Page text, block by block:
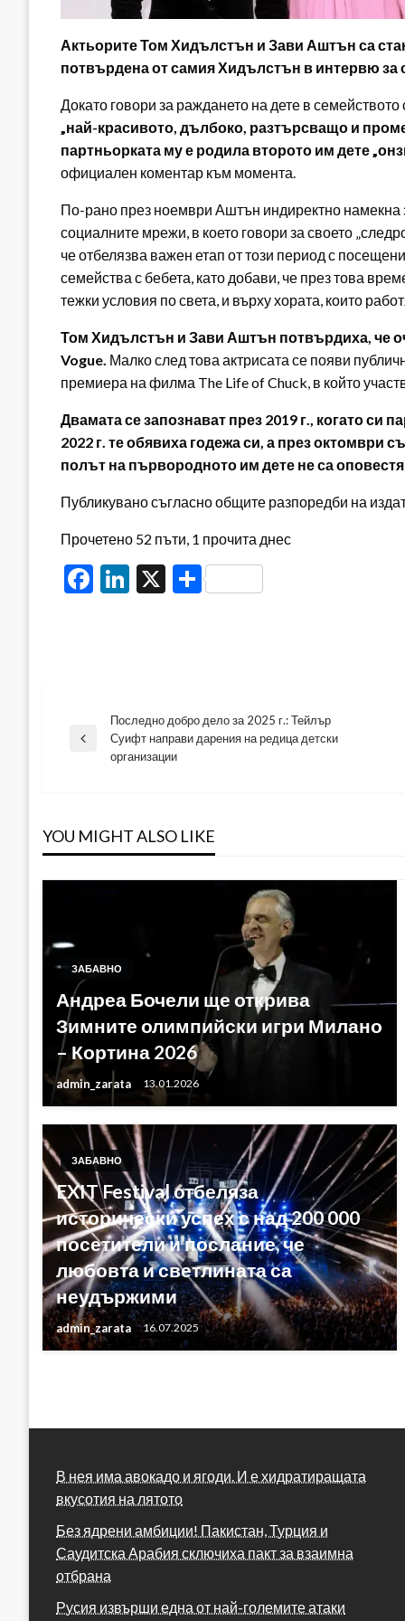
Актьорите Том Хидълстън и Зави Аштън са
потвърдена от самия Хидълстън в интервю за
Докато говори за раждането на дете в семейството
„най-красивото, дълбоко, разтърсващо и
партньорката му е родила второто им дете
официален коментар към момента.
По-рано през ноември Аштън индиректно намекна
социалните мрежи, в което говори за своето
че отбелязва важен етап от този период с
семейства с бебета, като добави, че през това
тежки условия по света, и върху хората, които
Том Хидълстън и Зави Аштън потвърдиха, че
Vogue. Малко след това актрисата се появи
премиера на филма The Life of Chuck, в който
Двамата се запознават през 2019 г., когато си
2022 г. те обявиха годежа си, а през октомври
полът на първородното им дете не са
Публикувано съгласно общите разпоредби на
Прочетено 52 пъти, 1 прочита днес
Facebook
LinkedIn
X Share
Навигация
Previous
Последно добро дело за 2025 г.: Тейлър
Суифт направи дарения на редица детски
организации
YOU MIGHT ALSO LIKE
ЗАБАВНО
Андреа Бочели ще открива
Зимните олимпийски игри Милано
– Кортина 2026
admin_zarata 13.01.2026
ЗАБАВНО
EXIT Festival отбеляза
исторически успех с над 200 000
посетители и послание, че
любовта и светлината са
неудържими
admin_zarata 16.07.2025
В нея има авокадо и ягоди. И е хидратиращата
вкусотия на лятото
Без ядрени амбиции! Пакистан, Турция и
Саудитска Арабия сключиха пакт за взаимна
отбрана
Русия извърши една от най-големите атаки